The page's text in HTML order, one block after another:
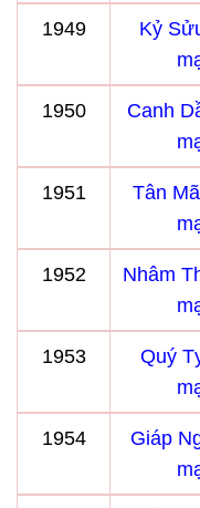
1949
Kỷ
1950
Canh
1951
Tân
1952
Nhâm
1953
Quý
1954
Giáp